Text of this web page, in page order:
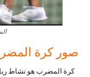
صور كرة
كرة المضرب هو نشاط